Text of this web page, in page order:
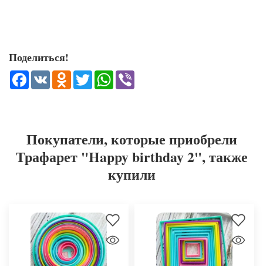
Поделиться!
Facebook
VK Odnoklassniki
TwitterWhatsApp
Покупатели, которые приобрели
Трафарет "Happy birthday 2", также
купили